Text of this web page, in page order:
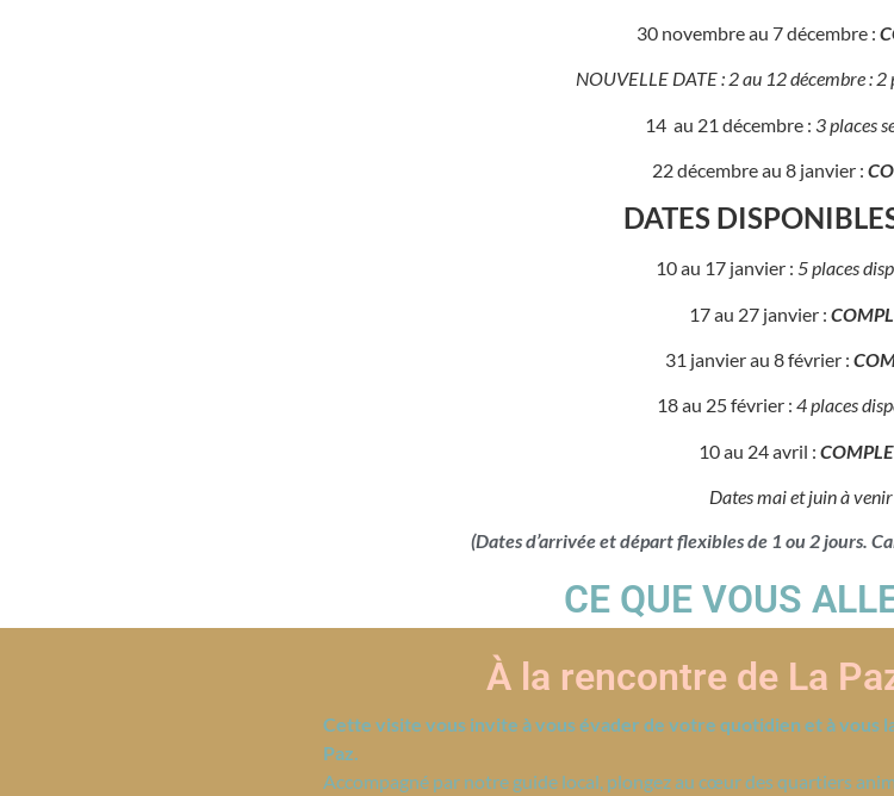
30 novembre au 7 décembre :
NOUVELLE DATE : 2 au 12 décembre : 2
14 au 21 décembre : 3 places
22 décembre au 8 janvier :
DATES
10 au 17 janvier : 5 places
17 au 27 janvier :
31 janvier au 8 février :
18 au 25 février : 4 places
10 au 24 avril :
Dates mai et juin à venir
(Dates d’arrivée et départ flexibles de 1 ou 2 jours.
CE QUE VOUS
À la rencontre de La
Cette visite vous invite à vous évader de votre quotidien et à vous
Paz.
Accompagné par notre guide local, plongez au cœur des quartiers